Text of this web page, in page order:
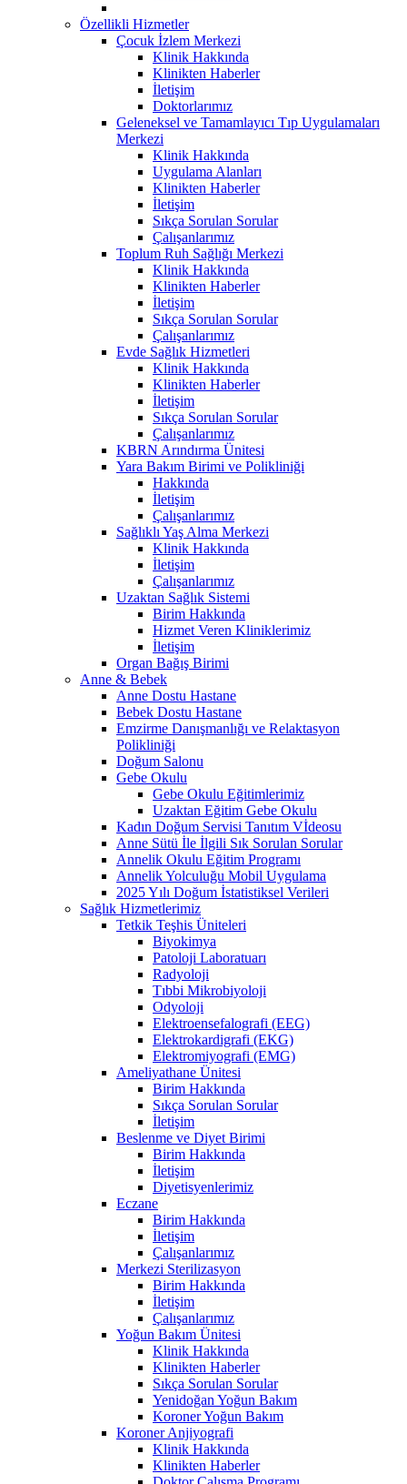
Özellikli Hizmetler
Çocuk İzlem Merkezi
Klinik Hakkında
Klinikten Haberler
İletişim
Doktorlarımız
Geleneksel ve Tamamlayıcı Tıp Uygulamaları
Merkezi
Klinik Hakkında
Uygulama Alanları
Klinikten Haberler
İletişim
Sıkça Sorulan Sorular
Çalışanlarımız
Toplum Ruh Sağlığı Merkezi
Klinik Hakkında
Klinikten Haberler
İletişim
Sıkça Sorulan Sorular
Çalışanlarımız
Evde Sağlık Hizmetleri
Klinik Hakkında
Klinikten Haberler
İletişim
Sıkça Sorulan Sorular
Çalışanlarımız
KBRN Arındırma Ünitesi
Yara Bakım Birimi ve Polikliniği
Hakkında
İletişim
Çalışanlarımız
Sağlıklı Yaş Alma Merkezi
Klinik Hakkında
İletişim
Çalışanlarımız
Uzaktan Sağlık Sistemi
Birim Hakkında
Hizmet Veren Kliniklerimiz
İletişim
Organ Bağış Birimi
Anne & Bebek
Anne Dostu Hastane
Bebek Dostu Hastane
Emzirme Danışmanlığı ve Relaktasyon
Polikliniği
Doğum Salonu
Gebe Okulu
Gebe Okulu Eğitimlerimiz
Uzaktan Eğitim Gebe Okulu
Kadın Doğum Servisi Tanıtım Vİdeosu
Anne Sütü İle İlgili Sık Sorulan Sorular
Annelik Okulu Eğitim Programı
Annelik Yolculuğu Mobil Uygulama
2025 Yılı Doğum İstatistiksel Verileri
Sağlık Hizmetlerimiz
Tetkik Teşhis Üniteleri
Biyokimya
Patoloji Laboratuarı
Radyoloji
Tıbbi Mikrobiyoloji
Odyoloji
Elektroensefalografi (EEG)
Elektrokardigrafi (EKG)
Elektromiyografi (EMG)
Ameliyathane Ünitesi
Birim Hakkında
Sıkça Sorulan Sorular
İletişim
Beslenme ve Diyet Birimi
Birim Hakkında
İletişim
Diyetisyenlerimiz
Eczane
Birim Hakkında
İletişim
Çalışanlarımız
Merkezi Sterilizasyon
Birim Hakkında
İletişim
Çalışanlarımız
Yoğun Bakım Ünitesi
Klinik Hakkında
Klinikten Haberler
Sıkça Sorulan Sorular
Yenidoğan Yoğun Bakım
Koroner Yoğun Bakım
Koroner Anjiyografi
Klinik Hakkında
Klinikten Haberler